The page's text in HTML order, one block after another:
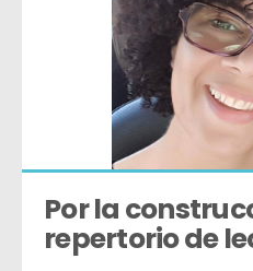
Por la
repertorio de